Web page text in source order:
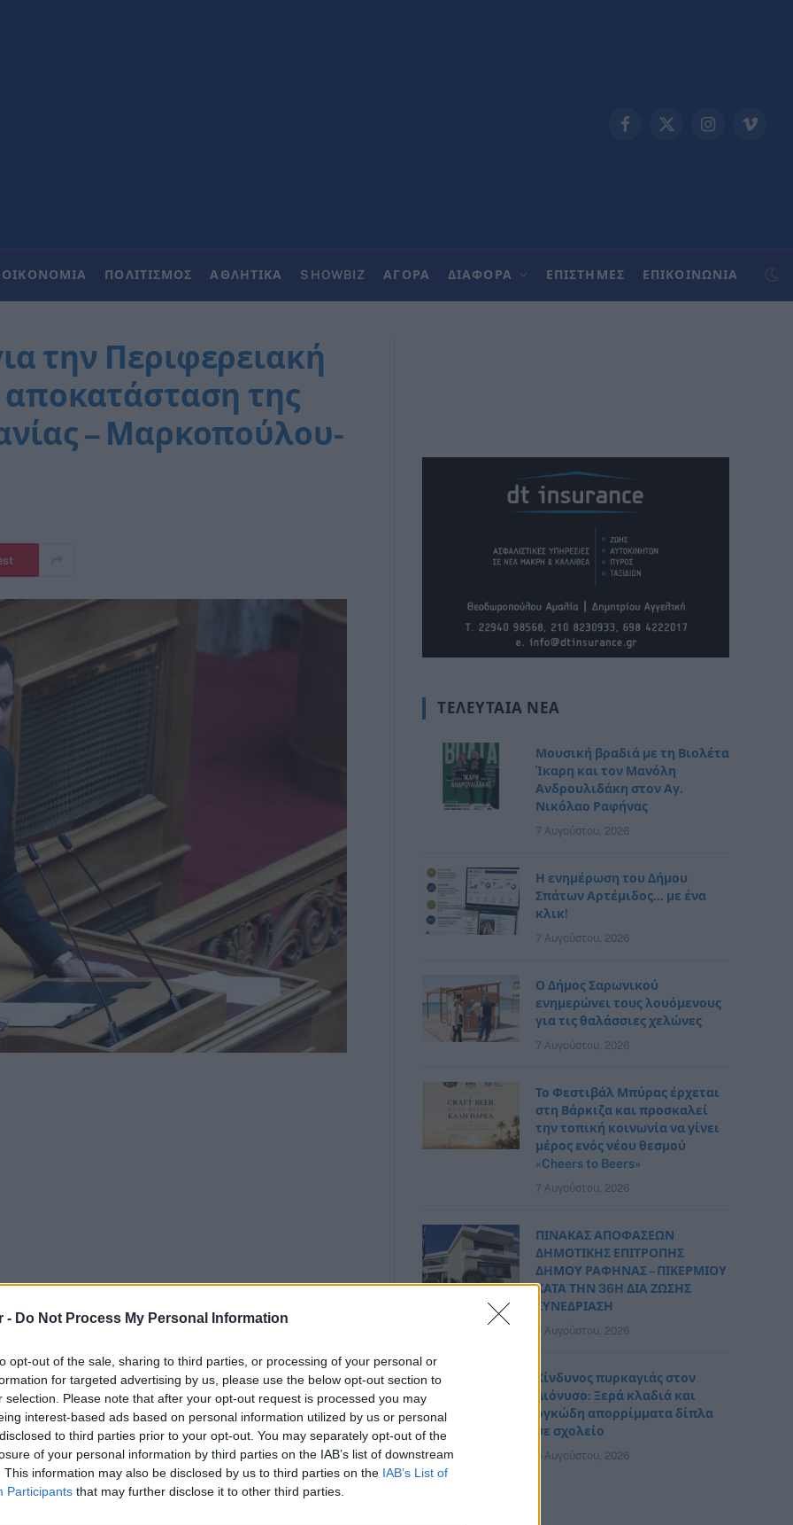
- Do Not Process My Personal Information
opt-out of the sale, sharing to third parties, or processing of your personal or
for targeted advertising by us, please use the below opt-out section to
selection. Please note that after your opt-out request is processed you may
interest-based ads based on personal information utilized by us or personal
to third parties prior to your opt-out. You may separately opt-out of the
of your personal information by third parties on the IAB’s list of downstream
This information may also be disclosed by us to third parties on the IAB’s List of
Participants that may further disclose it to other third parties.
Facebook
X
InstagramVimeo
ΟΙΚΟΝΟΜΙΑ ΠΟΛΙΤΙΣΜΟΣ ΑΘΛΗΤΙΚΑ SHOWBIZ ΑΓΟΡΑ ΔΙΑΦΟΡΑ ΕΠΙΣΤΗΜΕΣ ΕΠΙΚΟΙΝΩΝΊΑ
την Περιφερειακή
αποκατάσταση της
– Μαρκοπούλου-
και Μεταφορών φέρνει στη Βουλή το
και αποκατάσταση σύνδεσης
ο βουλευτής Ανατολικής Αττικής του
ΤΕΛΕΥΤΑΊΑ ΝΈΑ
Μουσική βραδιά με τη Βιολέτα
Ίκαρη και τον Μανόλη
Ανδρουλιδάκη στον Αγ.
Νικόλαο Ραφήνας
7 Αυγούστου, 2026
Η ενημέρωση του Δήμου
Σπάτων Αρτέμιδος… με ένα
κλικ!
7 Αυγούστου, 2026
Ο Δήμος Σαρωνικού
ενημερώνει τους λουόμενους
για τις θαλάσσιες χελώνες
7 Αυγούστου, 2026
Το Φεστιβάλ Μπύρας έρχεται
στη Βάρκιζα και προσκαλεί
την τοπική κοινωνία να γίνει
μέρος ενός νέου θεσμού
«Cheers to Beers»
7 Αυγούστου, 2026
ΠΙΝΑΚΑΣ ΑΠΟΦΑΣΕΩΝ
ΔΗΜΟΤΙΚΗΣ ΕΠΙΤΡΟΠΗΣ
ΔΗΜΟΥ ΡΑΦΗΝΑΣ – ΠΙΚΕΡΜΙΟΥ
ΚΑΤΑ ΤΗΝ 36Η ΔΙΑ ΖΩΣΗΣ
ΣΥΝΕΔΡΙΑΣΗ
7 Αυγούστου, 2026
Κίνδυνος πυρκαγιάς στον
Διόνυσο: Ξερά κλαδιά και
ογκώδη απορρίμματα δίπλα
σε σχολείο
6 Αυγούστου, 2026